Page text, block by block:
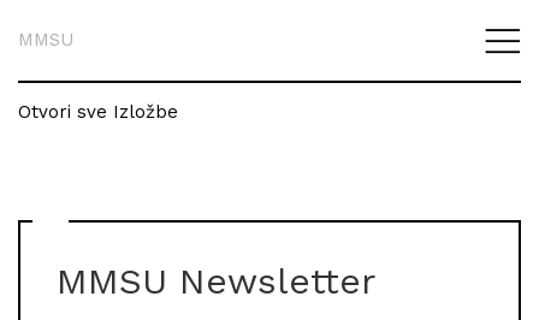
MMSU
Otvori sve Izložbe
MMSU Newsletter